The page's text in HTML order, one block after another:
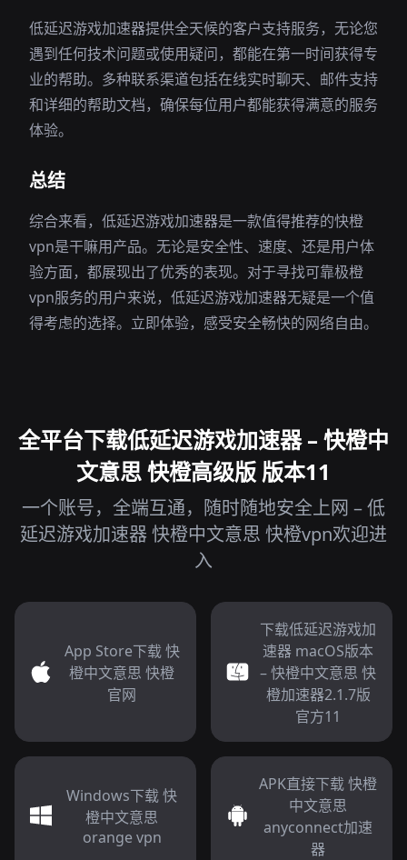
低延迟游戏加速器提供全天候的客户支持服务，无论您
遇到任何技术问题或使用疑问，都能在第一时间获得专
业的帮助。多种联系渠道包括在线实时聊天、邮件支持
和详细的帮助文档，确保每位用户都能获得满意的服务
体验。
总结
综合来看，低延迟游戏加速器是一款值得推荐的快橙
vpn是干嘛用产品。无论是安全性、速度、还是用户体
验方面，都展现出了优秀的表现。对于寻找可靠极橙
vpn服务的用户来说，低延迟游戏加速器无疑是一个值
得考虑的选择。立即体验，感受安全畅快的网络自由。
全平台下载低延迟游戏加速器 – 快橙中
文意思 快橙高级版 版本11
一个账号，全端互通，随时随地安全上网 – 低
延迟游戏加速器 快橙中文意思 快橙vpn欢迎进
入
App Store下载 快
橙中文意思 快橙
官网
下载低延迟游戏加
速器 macOS版本
– 快橙中文意思 快
橙加速器2.1.7版
官方11
Windows下载 快
橙中文意思
orange vpn
APK直接下载 快橙
中文意思
anyconnect加速
器